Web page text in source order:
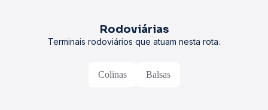
Rodoviárias
Terminais rodoviários que atuam nesta rota.
Colinas Balsas